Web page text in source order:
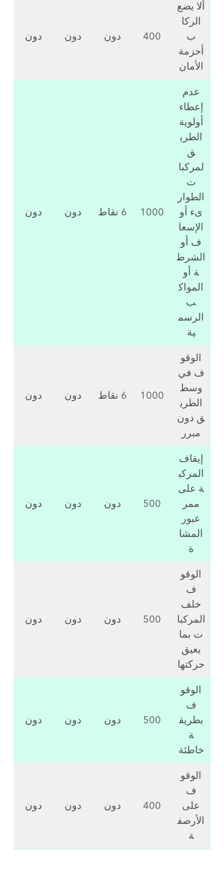
ألا يضع
الركا
ب
أحزمة
الأمان
400 دون دون دون
عدم
إعطاء
أولوية
الطري
ق
لمركبا
ت
الطوار
ىء أو
الإسعا
ف أو
الشرط
ة أو
المواك
ب
الرسم
ية
1000 6 نقاط دون دون
الوقو
ف في
وسط
الطري
ق دون
مبرر
1000 6 نقاط دون دون
إيقاف
المركب
ة على
ممر
عبور
المشا
ة
500 دون دون دون
الوقو
ف
خلف
المركبا
ت بما
يعيق
حركتها
500 دون دون دون
الوقو
ف
بطريق
ة
خاطئة
500 دون دون دون
الوقو
ف
على
الأرصف
ة
400 دون دون دون